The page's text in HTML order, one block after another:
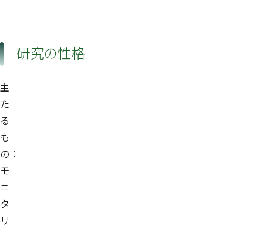
研究の性格
主
た
る
も
の：
モ
ニ
タ
リ